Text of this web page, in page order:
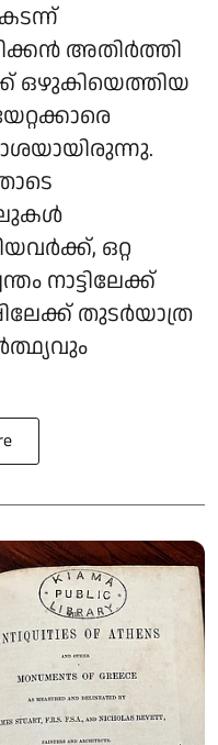
അതിര്‍ത്തി
ഒഴുകിയെത്തിയ
ഒറ്റ
നാട്ടിലേക്ക്
തുടര്‍യാത്ര